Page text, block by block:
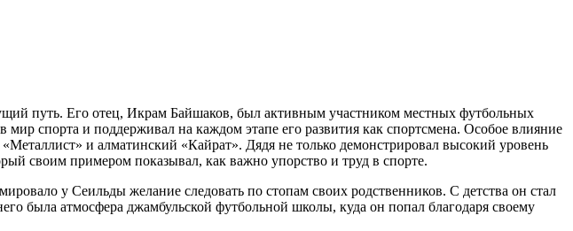
путь. Его отец, Икрам Байшаков, был активным участником местных футбольных
спорта и поддерживал на каждом этапе его развития как спортсмена. Особое влияние
и алматинский «Кайрат». Дядя не только демонстрировал высокий уровень
своим примером показывал, как важно упорство и труд в спорте.
у Сеильды желание следовать по стопам своих родственников. С детства он стал
была атмосфера джамбульской футбольной школы, куда он попал благодаря своему